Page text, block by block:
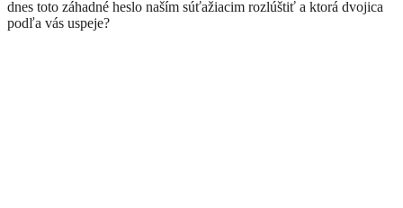
dnes toto záhadné heslo naším súťažiacim rozlúštiť a ktorá dvojica
podľa vás uspeje?